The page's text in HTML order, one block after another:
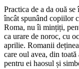
Practica de a da ouă
încât spunând copiilor
Roma, nu îi mințiți,
ca urare de noroc, cu
aprilie. Romanii
care oul avea, din
pentru ei haosul și